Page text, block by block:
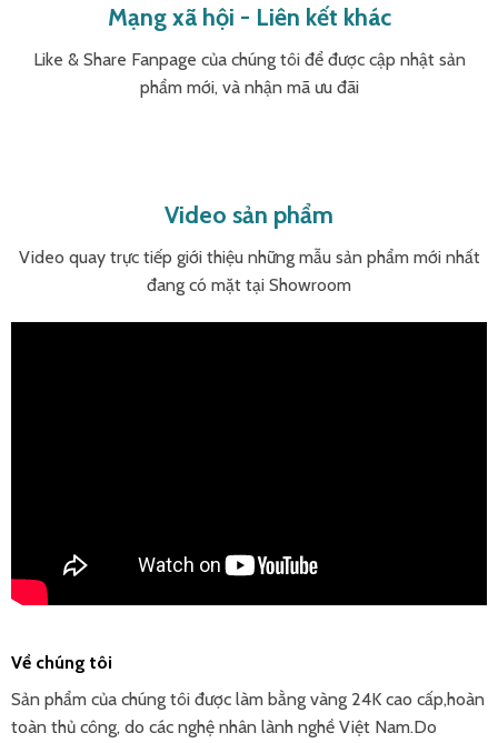
Mạng xã hội - Liên kết khác
Like & Share Fanpage của chúng tôi để được cập nhật sản
phẩm mới, và nhận mã ưu đãi
Video sản phẩm
Video quay trực tiếp giới thiệu những mẫu sản phẩm mới nhất
đang có mặt tại Showroom
Về chúng tôi
Sản phẩm của chúng tôi được làm bằng vàng 24K cao cấp,hoàn
toàn thủ công, do các nghệ nhân lành nghề Việt Nam.Do